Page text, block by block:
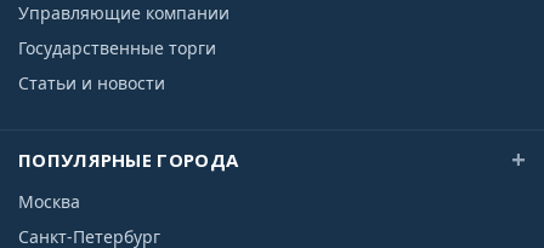
Управляющие компании
Государственные торги
Статьи и новости
ПОПУЛЯРНЫЕ ГОРОДА
Москва
Санкт-Петербург